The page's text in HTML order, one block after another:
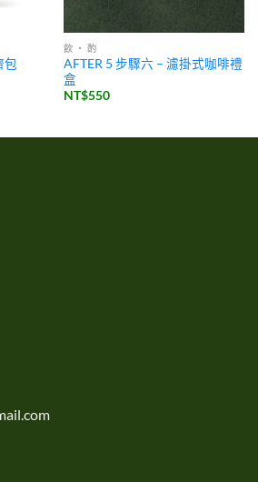
包
飲 ・ 酌
AFTER 5 步驟六 – 濾掛式咖啡禮
盒
NT$550